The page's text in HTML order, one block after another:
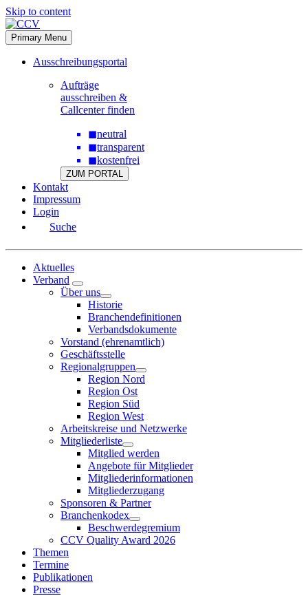
Skip to content
Primary Menu
Ausschreibungsportal
Aufträge
ausschreiben &
Callcenter finden
◼neutral
◼transparent
◼kostenfrei
ZUM PORTAL
Kontakt
Impressum
Login
Suche
Aktuelles
Verband
Über uns
Historie
Branchendefinitionen
Verbandsdokumente
Vorstand (ehrenamtlich)
Geschäftsstelle
Regionalgruppen
Region Nord
Region Ost
Region Süd
Region West
Arbeitskreise und Netzwerke
Mitgliederliste
Mitglied werden
Angebote für Mitglieder
Mitgliederinformationen
Mitgliederzugang
Sponsoren & Partner
Branchenkodex
Beschwerdegremium
CCV Quality Award 2026
Themen
Termine
Publikationen
Presse